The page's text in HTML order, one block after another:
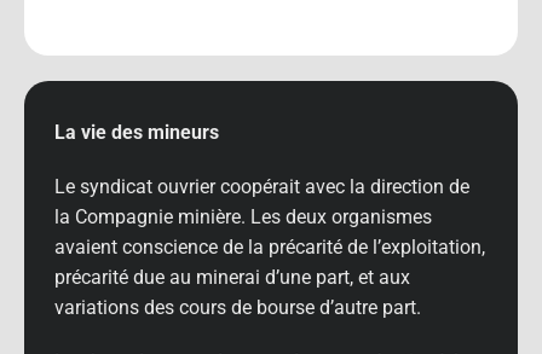
La vie des mineurs
Le syndicat ouvrier coopérait avec la direction de
la Compagnie minière. Les deux organismes
avaient conscience de la précarité de l’exploitation,
précarité due au minerai d’une part, et aux
variations des cours de bourse d’autre part.